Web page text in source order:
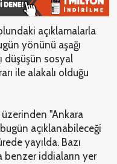
açıklamalarla
yönünü aşağı
düşüşün sosyal
ile alakalı olduğu
üzerinden "Ankara
açıklanabileceği
yayılda. Bazı
benzer iddiaların yer